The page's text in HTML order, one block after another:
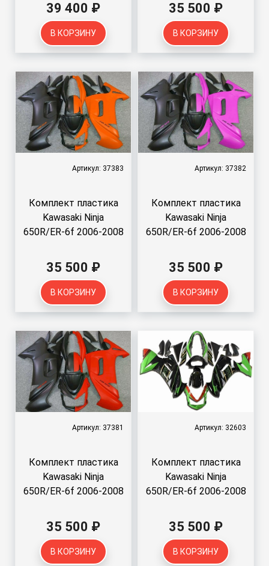
39 400 ₽
В КОРЗИНУ
35 500 ₽
В КОРЗИНУ
Артикул: 37383
Комплект пластика
Kawasaki Ninja
650R/ER-6f 2006-2008
35 500 ₽
В КОРЗИНУ
Артикул: 37382
Комплект пластика
Kawasaki Ninja
650R/ER-6f 2006-2008
35 500 ₽
В КОРЗИНУ
Артикул: 37381
Комплект пластика
Kawasaki Ninja
650R/ER-6f 2006-2008
35 500 ₽
В КОРЗИНУ
Артикул: 32603
Комплект пластика
Kawasaki Ninja
650R/ER-6f 2006-2008
35 500 ₽
В КОРЗИНУ